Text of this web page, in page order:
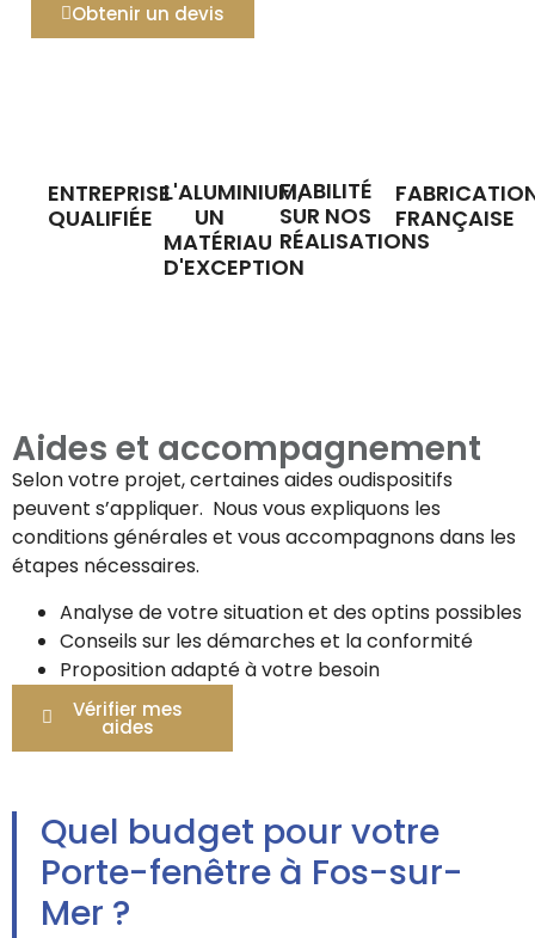
Obtenir un devis
ENTREPRISE
QUALIFIÉE
L'ALUMINIUM,
UN
MATÉRIAU
D'EXCEPTION
FIABILITÉ
SUR NOS
RÉALISATIONS
FRANÇAISE
Aides et accompagnement
Selon votre projet, certaines aides oudispositifs
peuvent s’appliquer. Nous vous expliquons les
conditions générales et vous accompagnons dans les
étapes nécessaires.
Analyse de votre situation et des optins possibles
Conseils sur les démarches et la conformité
Proposition adapté à votre besoin
Vérifier mes
aides
Quel budget pour votre
Porte-fenêtre à Fos-sur-
Mer ?